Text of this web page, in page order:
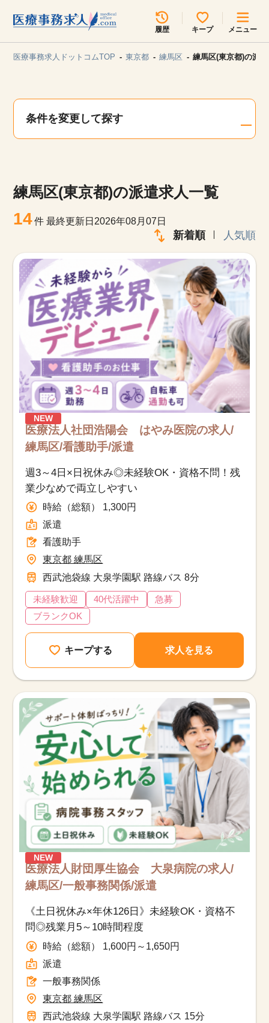
履歴 キープ メニュー
見学会・イベント情報
よくあるご質問
お知らせ
医療事務求人ドットコムとは
サイトの使い方
就職サポート
人材をお探しの医療機関・企業様
運営会社
医療事務求人ドットコムTOP 東京都 練馬区 練馬区(東京都)の派
条件を変更して探す
練馬区(東京都)の派遣求人一覧
14件最終更新日2026年08月07日
新着順 人気順
NEW
医療法人社団浩陽会 はやみ医院の求人/
練馬区/看護助手/派遣
週3～4日×日祝休み◎未経験OK・資格不問！残
業少なめで両立しやすい
時給（総額） 1,300円
派遣
看護助手
東京都 練馬区
西武池袋線 大泉学園駅 路線バス 8分
未経験歓迎 40代活躍中
急募
ブランクOK
キープする 求人を見る
NEW
医療法人財団厚生協会 大泉病院の求人/
練馬区/一般事務関係/派遣
《土日祝休み×年休126日》未経験OK・資格不
問◎残業月5～10時間程度
時給（総額） 1,600円～1,650円
派遣
一般事務関係
東京都 練馬区
西武池袋線 大泉学園駅 路線バス 15分
所在地のエリアを選択してください
各支店担当よりご連絡させていただきます。
関東
甲信越・北陸 中国・四国